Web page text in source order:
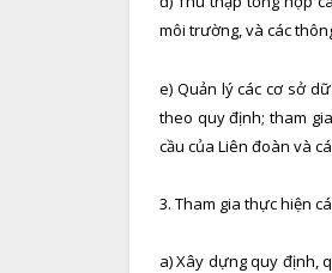
môi trường, và các
e) Quản lý các cơ sở
theo quy định; tham
cầu của Liên đoàn và
3. Tham gia thực hiện
a) Xây dựng quy định,